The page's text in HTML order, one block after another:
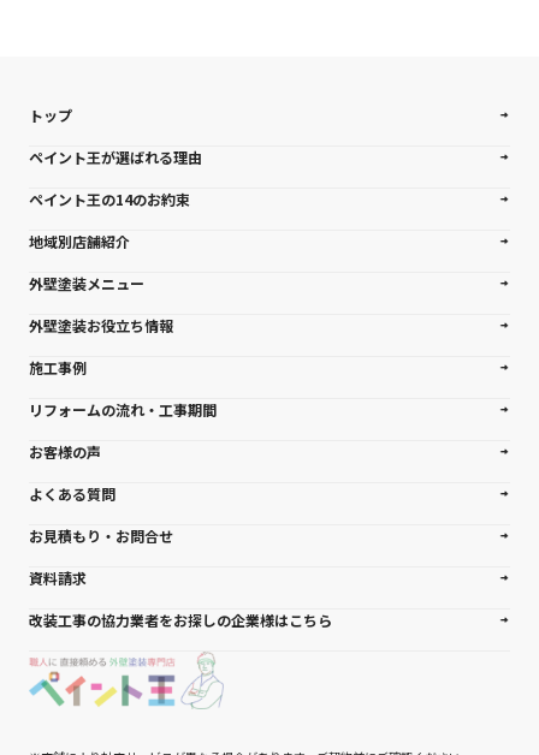
トップ
ペイント王が選ばれる理由
ペイント王の14のお約束
地域別店舗紹介
外壁塗装メニュー
外壁塗装お役立ち情報
施工事例
リフォームの流れ・工事期間
お客様の声
よくある質問
お見積もり・お問合せ
資料請求
改装工事の協力業者をお探しの企業様はこちら